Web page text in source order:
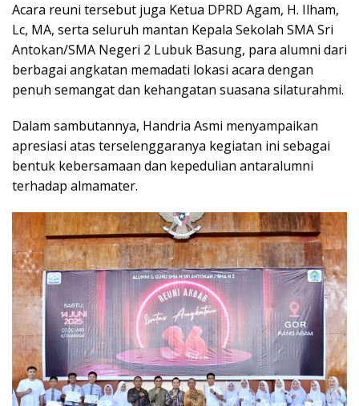
Acara reuni tersebut juga Ketua DPRD Agam, H. Ilham,
Lc, MA, serta seluruh mantan Kepala Sekolah SMA Sri
Antokan/SMA Negeri 2 Lubuk Basung, para alumni dari
berbagai angkatan memadati lokasi acara dengan
penuh semangat dan kehangatan suasana silaturahmi.
Dalam sambutannya, Handria Asmi menyampaikan
apresiasi atas terselenggaranya kegiatan ini sebagai
bentuk kebersamaan dan kepedulian antaralumni
terhadap almamater.